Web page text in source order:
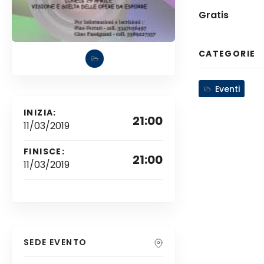
INIZIA:
11/03/2019 21:00
FINISCE:
11/03/2019 21:00
SEDE EVENTO
Gratis
CATEGORIE
Eventi